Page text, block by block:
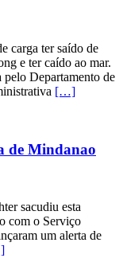
carga ter saído de
e ter caído ao mar.
pelo Departamento de
[…]
de Mindanao
sacudiu esta
com o Serviço
um alerta de